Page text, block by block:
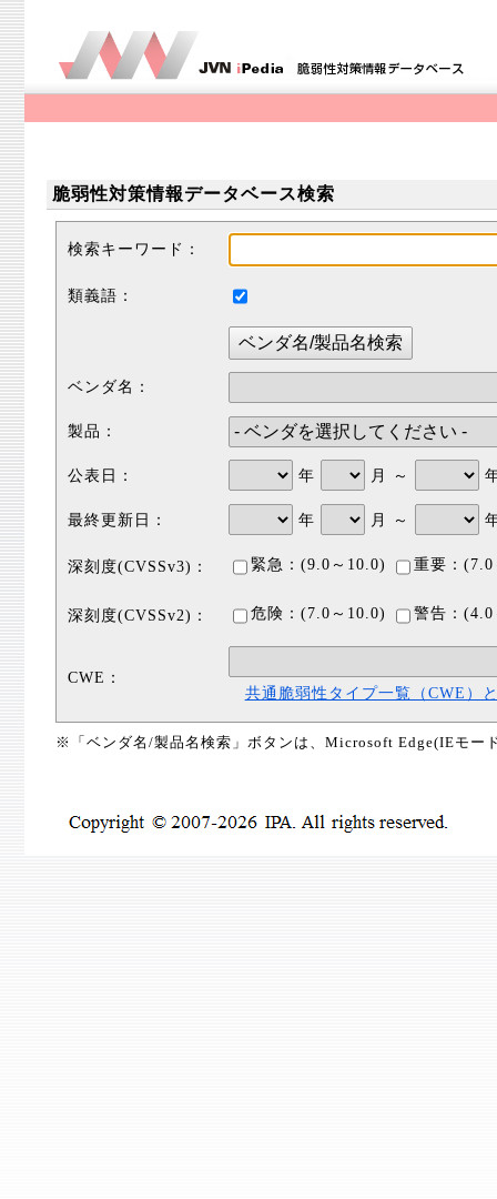
脆弱性対策情報データベース検索
検索キーワード：
類義語：
ベンダ名：
製品：
公表日： 年 月 ～
最終更新日： 年 月 ～
深刻度(CVSSv3)： 緊急：(9.0～10.0) 重要：
深刻度(CVSSv2)： 危険：(7.0～10.0) 警告：
CWE：
共通脆弱性タイプ一覧（CWE）
※「ベンダ名/製品名検索」ボタンは、Microsoft Edge(IEモー